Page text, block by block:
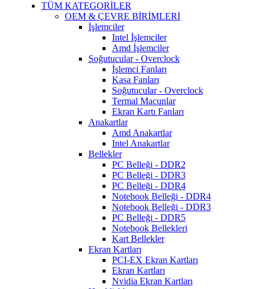
TÜM KATEGORİLER
OEM & ÇEVRE BİRİMLERİ
İşlemciler
Intel İşlemciler
Amd İşlemciler
Soğutucular - Overclock
İşlemci Fanları
Kasa Fanları
Soğutucular - Overclock
Termal Macunlar
Ekran Kartı Fanları
Anakartlar
Amd Anakartlar
Intel Anakartlar
Bellekler
PC Belleği - DDR2
PC Belleği - DDR3
PC Belleği - DDR4
Notebook Belleği - DDR4
Notebook Belleği - DDR3
PC Belleği - DDR5
Notebook Bellekleri
Kart Bellekler
Ekran Kartları
PCI-EX Ekran Kartları
Ekran Kartları
Nvidia Ekran Kartları